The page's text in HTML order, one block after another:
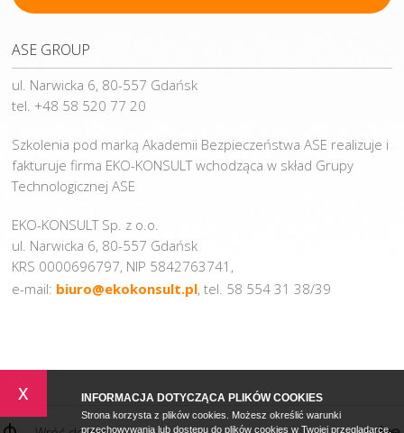
ASE GROUP
ul. Narwicka 6, 80-557 Gdańsk
tel. +48 58 520 77 20
Szkolenia pod marką Akademii Bezpieczeństwa ASE realizuje i
fakturuje firma EKO-KONSULT wchodząca w skład Grupy
Technologicznej ASE
EKO-KONSULT Sp. z o.o.
ul. Narwicka 6, 80-557 Gdańsk
KRS 0000696797, NIP 5842763741,
e-mail: biuro@ekokonsult.pl, tel. 58 554 31 38/39
x INFORMACJA DOTYCZĄCA PLIKÓW COOKIES
Strona korzysta z plików cookies. Możesz określić warunki
przechowywania lub dostępu do plików cookies w Twojej przeglądarce.